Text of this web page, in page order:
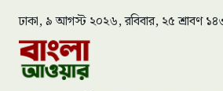
ঢাকা, ৯ আগস্ট ২০২৬, রবিবার, ২৫ শ্রাবণ